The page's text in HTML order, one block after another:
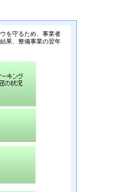
を守るため、事業者
果、整備事業の翌年